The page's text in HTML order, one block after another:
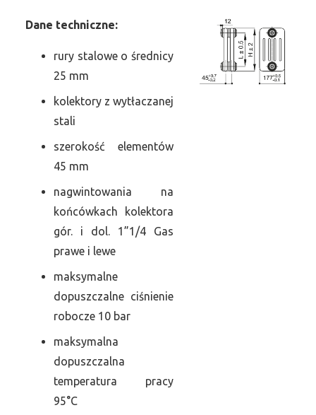
Dane techniczne:
rury stalowe o średnicy
25 mm
kolektory z wytłaczanej
stali
szerokość elementów
45 mm
nagwintowania na
końcówkach kolektora
gór. i dol. 1”1/4 Gas
prawe i lewe
maksymalne
dopuszczalne ciśnienie
robocze 10 bar
maksymalna
dopuszczalna
temperatura pracy
95°C